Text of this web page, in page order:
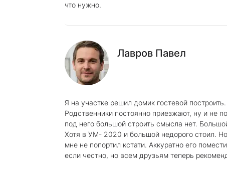
что нужно.
Лавров Павел
Я на участке решил домик гостевой
Родственники постоянно приезжают, ну и не
под него большой строить смысла нет.
Хотя в УМ- 2020 и большой недорого стоил.
мне не попортил кстати. Аккуратно его
если честно, но всем друзьям теперь